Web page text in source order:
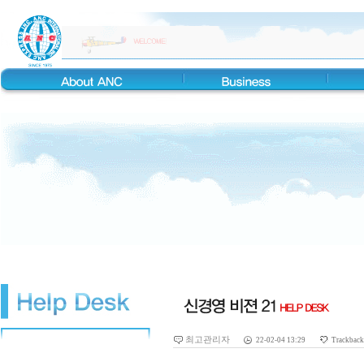
최고관리자 22-02-04 13:29 Trackback